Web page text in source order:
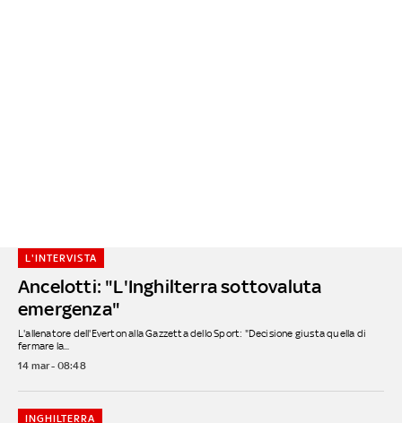
Ancelotti: "L'Inghilterra sottovaluta
emergenza"
L'INTERVISTA
L'allenatore dell'Everton alla Gazzetta dello Sport: "Decisione giusta quella di
fermare la...
14 mar - 08:48
INGHILTERRA